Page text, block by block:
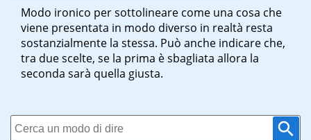
Modo ironico per sottolineare come una cosa che
viene presentata in modo diverso in realtà resta
sostanzialmente la stessa. Può anche indicare che,
tra due scelte, se la prima è sbagliata allora la
seconda sarà quella giusta.